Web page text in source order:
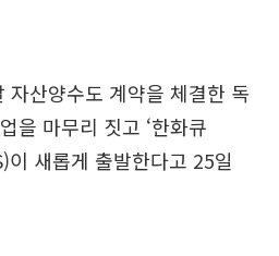
자산양수도 계약을 체결한 독
을 마무리 짓고 ‘한화큐
이 새롭게 출발한다고 25일